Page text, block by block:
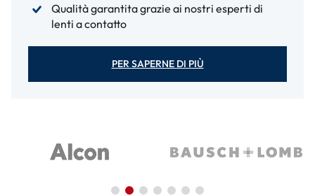
Qualità garantita grazie ai nostri esperti di
lenti a contatto
PER SAPERNE DI PIÙ